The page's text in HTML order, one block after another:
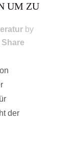
UM ZU
by
Share
der